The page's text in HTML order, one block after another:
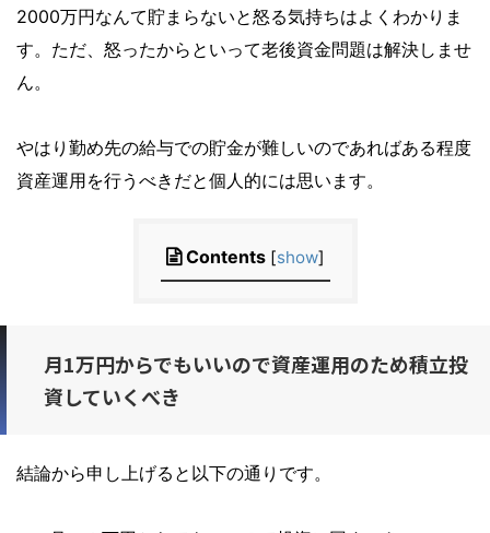
2000万円なんて貯まらないと怒る気持ちはよくわかりま
す。ただ、怒ったからといって老後資金問題は解決しませ
ん。
やはり勤め先の給与での貯金が難しいのであればある程度
資産運用を行うべきだと個人的には思います。
Contents [show]
月1万円からでもいいので資産運用のため積立投
資していくべき
結論から申し上げると以下の通りです。